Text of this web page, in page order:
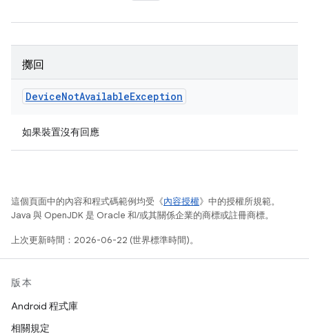
擲回
DeviceNotAvailableException
如果裝置沒有回應
這個頁面中的內容和程式碼範例均受《內容授權》中的授權所規範。
Java 與 OpenJDK 是 Oracle 和/或其關係企業的商標或註冊商標。
上次更新時間：2026-06-22 (世界標準時間)。
版本
Android 程式庫
相關規定